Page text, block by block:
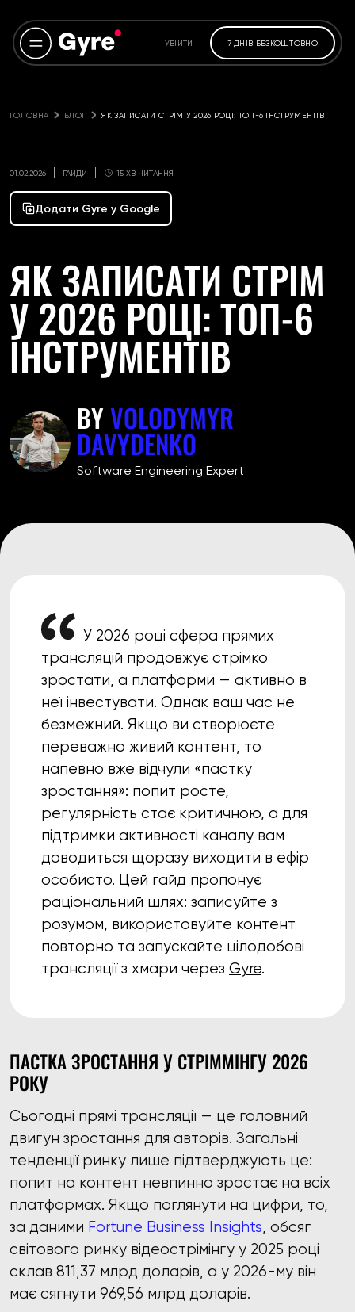
УВІЙТИ 7 ДНІВ БЕЗКОШТОВНО
ГОЛОВНА БЛОГ ЯК ЗАПИСАТИ СТРІМ У 2026 РОЦІ: ТОП-6 ІНСТРУМЕНТІВ
01.02.2026 ГАЙДИ 15 ХВ ЧИТАННЯ
Додати Gyre у Google
ЯК ЗАПИСАТИ СТРІМ
У 2026 РОЦІ: ТОП-6
ІНСТРУМЕНТІВ
BYVOLODYMYR
DAVYDENKO
Software Engineering Expert
У 2026 році сфера прямих
трансляцій продовжує стрімко
зростати, а платформи — активно в
неї інвестувати. Однак ваш час не
безмежний. Якщо ви створюєте
переважно живий контент, то
напевно вже відчули «пастку
зростання»: попит росте,
регулярність стає критичною, а для
підтримки активності каналу вам
доводиться щоразу виходити в ефір
особисто. Цей гайд пропонує
раціональний шлях: записуйте з
розумом, використовуйте контент
повторно та запускайте цілодобові
трансляції з хмари через Gyre.
ПАСТКА ЗРОСТАННЯ У СТРІММІНГУ 2026
РОКУ
Сьогодні прямі трансляції — це головний
двигун зростання для авторів. Загальні
тенденції ринку лише підтверджують це:
попит на контент невпинно зростає на всіх
платформах. Якщо поглянути на цифри, то,
за даними Fortune Business Insights, обсяг
світового ринку відеострімінгу у 2025 році
склав 811,37 млрд доларів, а у 2026-му він
має сягнути 969,56 млрд доларів.